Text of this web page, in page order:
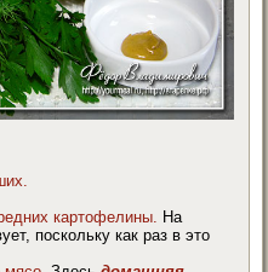
картофелины. На
поскольку как раз в это